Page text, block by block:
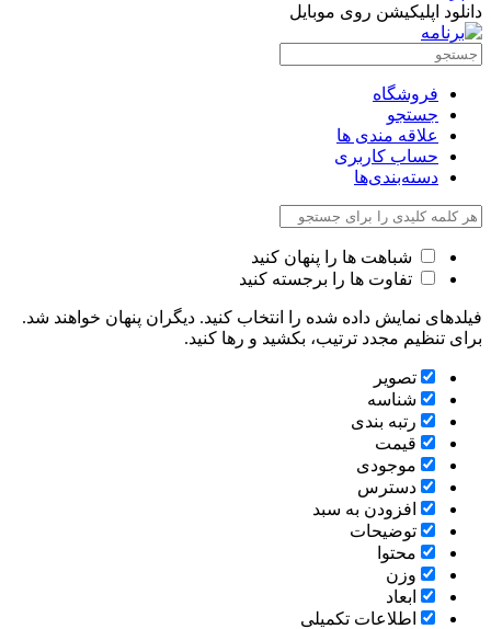
دانلود اپلیکیشن روی موبایل
فروشگاه
جستجو
علاقه مندی ها
حساب کاربری
دسته‌بندی‌ها
شباهت ها را پنهان کنید
تفاوت ها را برجسته کنید
فیلدهای نمایش داده شده را انتخاب کنید. دیگران پنهان خواهند شد.
برای تنظیم مجدد ترتیب، بکشید و رها کنید.
تصویر
شناسه
رتبه بندی
قیمت
موجودی
دسترس
افزودن به سبد
توضیحات
محتوا
وزن
ابعاد
اطلاعات تکمیلی